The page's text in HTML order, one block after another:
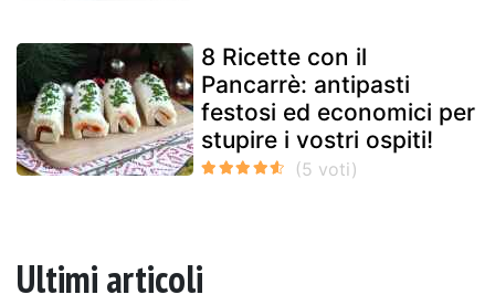
8 Ricette con il
Pancarrè: antipasti
festosi ed economici per
stupire i vostri ospiti!
Ultimi articoli